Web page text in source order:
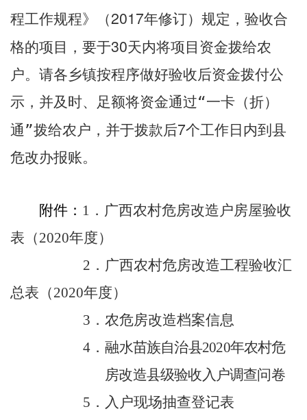
程工作规程》（2017年修订）规定 ， 验收合
格的项目，要于30天内将项目资金拨给农
户。 请各乡镇按程序做好验收后资金拨付公
示，并及时、足额将资金通过“一卡（折）
通”拨给农户 ，并于拨款后7个工作日内到县
危改办报账。
附件 ： 1 ．广西农村危房改造户房屋验收
表 （2020年度）
2 ．广西农村危房改造工程验收汇
总表 （2020年度）
3 ．农危房改造档案信息
4 ．融水苗族自治县2020年农村危
房改造县级验收入户调查问卷
5 ． 入户现场抽查登记表